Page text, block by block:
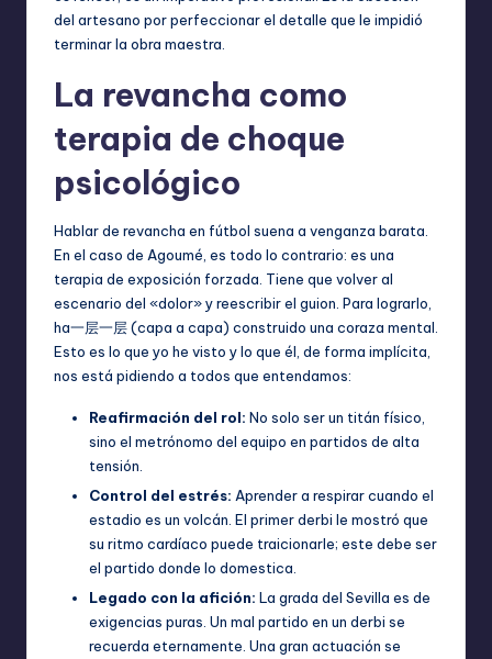
del artesano por perfeccionar el detalle que le impidió
terminar la obra maestra.
La revancha como
terapia de choque
psicológico
Hablar de revancha en fútbol suena a venganza barata.
En el caso de Agoumé, es todo lo contrario: es una
terapia de exposición forzada. Tiene que volver al
escenario del «dolor» y reescribir el guion. Para lograrlo,
ha一层一层 (capa a capa) construido una coraza mental.
Esto es lo que yo he visto y lo que él, de forma implícita,
nos está pidiendo a todos que entendamos:
Reafirmación del rol: No solo ser un titán físico,
sino el metrónomo del equipo en partidos de alta
tensión.
Control del estrés: Aprender a respirar cuando el
estadio es un volcán. El primer derbi le mostró que
su ritmo cardíaco puede traicionarle; este debe ser
el partido donde lo domestica.
Legado con la afición: La grada del Sevilla es de
exigencias puras. Un mal partido en un derbi se
recuerda eternamente. Una gran actuación se